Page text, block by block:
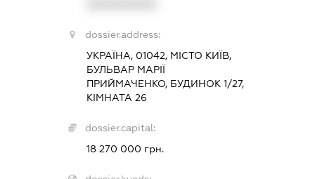
dossier.address:
УКРАЇНА, 01042, МІСТО КИЇВ,
БУЛЬВАР МАРІЇ
ПРИЙМАЧЕНКО, БУДИНОК 1/27,
КІМНАТА 26
dossier.capital:
18 270 000 грн.